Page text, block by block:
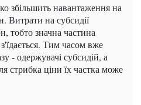
збільшить навантаження на
Витрати на субсидії
тобто значна частина
Тим часом вже
- одержувачі субсидій, а
стрибка ціни їх частка може